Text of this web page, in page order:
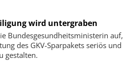
wird untergraben
Bundesgesundheitsministerin auf,
des GKV-Sparpakets seriös und
gestalten.